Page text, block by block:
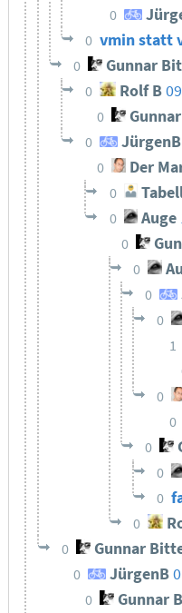
0
0 vmin statt
0 Gunnar
0 Rolf B
0
0 JürgenB
0 Der
0
0 Auge
0
0
0
0
1
0
0
0
0
0
0
0 Gunnar
0 JürgenB
0 Gunnar